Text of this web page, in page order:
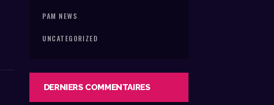
PAM NEWS
UNCATEGORIZED
DERNIERS COMMENTAIRES